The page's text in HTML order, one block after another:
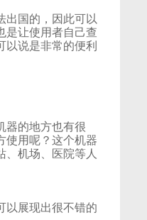
国的，因此可以
是让使用者自己查
可以说是非常的便利
器的地方也有很
使用呢？这个机器
、机场、医院等人
以展现出很不错的